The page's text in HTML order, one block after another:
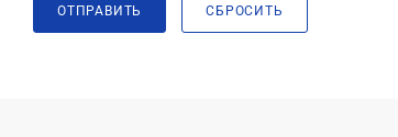
ОТПРАВИТЬ СБРОСИТЬ